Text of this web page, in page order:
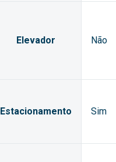
Elevador Não
Estacionamento Sim